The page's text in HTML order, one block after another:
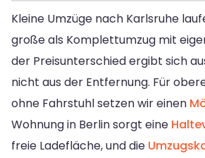
Kleine Umzüge nach Karlsruhe
große als Komplettumzug mit
der Preisunterschied ergibt sich
nicht aus der Entfernung. Für
ohne Fahrstuhl setzen wir einen
Wohnung in Berlin sorgt eine
freie Ladefläche, und die